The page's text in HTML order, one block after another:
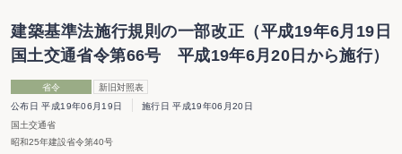
建築基準法施行規則の一部改正（平成19年6月19日
国土交通省令第66号 平成19年6月20日から施行）
省令
新旧対照表
公布日 平成19年06月19日
施行日 平成19年06月20日
国土交通省
昭和25年建設省令第40号